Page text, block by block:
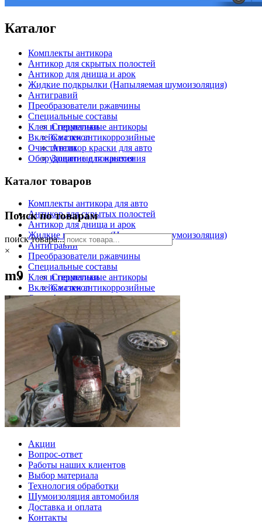
Каталог
Комплекты антикора
Антикор для скрытых полостей
Антикор для днища и арок
Жидкие подкрылки (Напыляемая шумоизоляция)
Антигравий
Преобразователи ржавчины
Специальные составы
Специальные антикоры
Смазки антикоррозийные
Антикор краски для авто
Защитные покрытия
Клея и герметики
Вклейка стекол
Очистители
Оборудование для нанесения
Каталог товаров
Комплекты антикора для авто
Антикор для скрытых полостей
Антикор для днища и арок
Жидкие подкрылки (Напыляемая шумоизоляция)
Антигравий
Преобразователи ржавчины
Специальные составы
Специальные антикоры
Смазки антикоррозийные
Антикор краски для авто
Защитные покрытия
Клея и герметики
Вклейка стекол
Очистители
Оборудование для нанесения
Поиск по товарам
поиск товара...
×
m9
Акции
Вопрос-ответ
Работы наших клиентов
Выбор материала
Технология обработки
Шумоизоляция автомобиля
Доставка и оплата
Контакты